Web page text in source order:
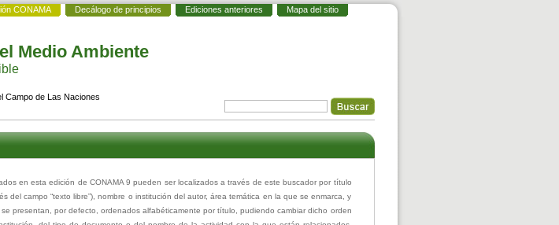
CONAMA Decálogo de principios Ediciones anteriores Mapa del sitio
Medio Ambiente
Campo de Las Naciones
en esta edición de CONAMA 9 pueden ser localizados a través de este buscador por título
del campo “texto libre”), nombre o institución del autor, área temática en la que se enmarca, y
presentan, por defecto, ordenados alfabéticamente por título, pudiendo cambiar dicho orden